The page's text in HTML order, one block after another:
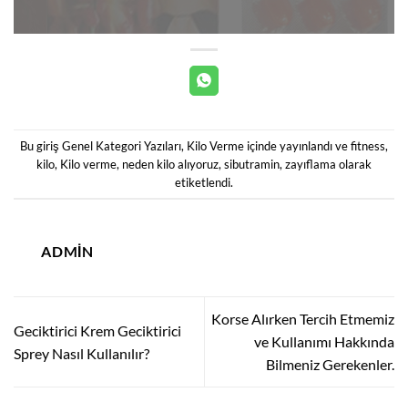
Bu giriş Genel Kategori Yazıları, Kilo Verme içinde yayınlandı vefitness,
kilo, Kilo verme, neden kilo alıyoruz, sibutramin, zayıflama olarak
etiketlendi.
ADMIN
Geciktirici Krem Geciktirici
Sprey Nasıl Kullanılır?
Korse Alırken Tercih Etmemiz
ve Kullanımı Hakkında
Bilmeniz Gerekenler.